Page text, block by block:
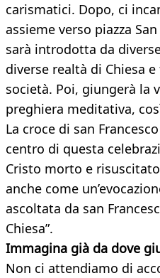
carismatici. Dopo, ci
assieme verso piazza
sarà introdotta da
diverse realtà di Chiesa
società. Poi, giungerà la
preghiera meditativa,
La croce di san
centro di questa
Cristo morto e
anche come
ascoltata da san
Chiesa”.
Immagina già da dove
Non ci attendiamo di